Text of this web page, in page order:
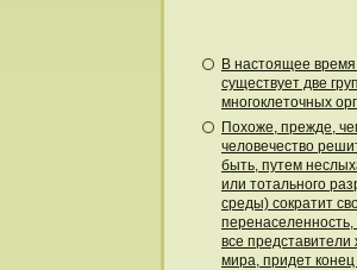
В настоящее
существует две
многоклеточных
Похоже, прежде,
человечество
быть, путем
или тотального
среды) сократит
перенаселенность,
все представители
мира, придет